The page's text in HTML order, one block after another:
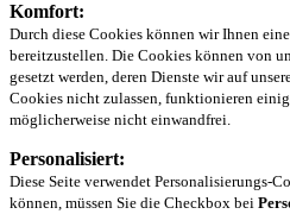
Komfort:
Durch diese Cookies können wir Ihnen
bereitzustellen. Die Cookies können von
gesetzt werden, deren Dienste wir auf
Cookies nicht zulassen, funktionieren
möglicherweise nicht einwandfrei.
Personalisiert:
Diese Seite verwendet Personalisierungs-
können, müssen Sie die Checkbox bei